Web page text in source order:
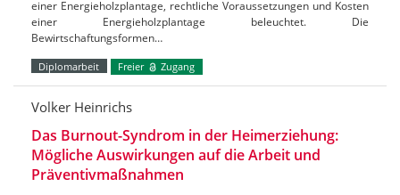
einer Energieholzplantage, rechtliche Voraussetzungen und Kosten
einer Energieholzplantage beleuchtet. Die
Bewirtschaftungsformen…
Diplomarbeit Freier Zugang
Volker Heinrichs
Das Burnout-Syndrom in der Heimerziehung:
Mögliche Auswirkungen auf die Arbeit und
Präventivmaßnahmen